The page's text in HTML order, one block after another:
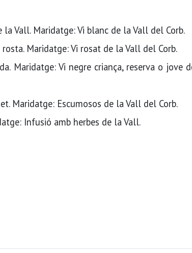
Vall. Maridatge: Vi blanc de la Vall del Corb.
Maridatge: Vi rosat de la Vall del Corb.
Maridatge: Vi negre criança, reserva o jove
Maridatge: Escumosos de la Vall del Corb.
Infusió amb herbes de la Vall.